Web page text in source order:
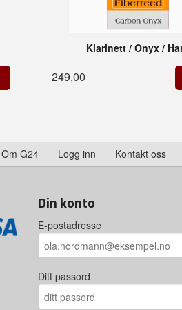
Klarinett / Onyx /
249,00
Om G24 Logg inn Kontakt oss
Din konto
E-postadresse
Ditt passord